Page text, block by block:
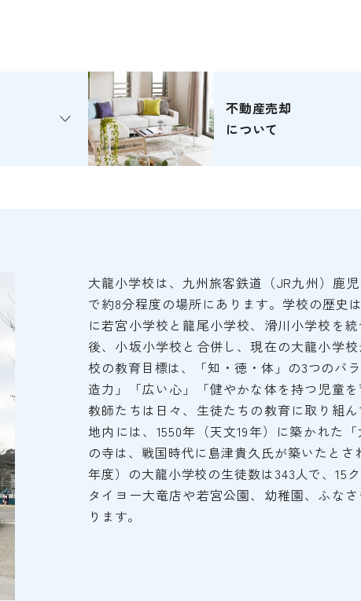
不動産売却
について
大龍小学校は、九州旅客鉄道（JR九州）鹿
で約8分程度の場所にあります。学校の歴史は
に若宮小学校と龍尾小学校、滑川小学校を
後、小坂小学校と合併し、現在の大龍小学
校の教育目標は、「知・徳・体」の3つのバ
造力」「広い心」「健やかな体を持つ児童を
教師たちは日々、生徒たちの教育に取り組
地内には、1550年（天文19年）に築かれた
の寺は、戦国時代に島津貴久氏が築いたとさ
年度）の大龍小学校の生徒数は343人で、15
タイヨー大竜店や若宮公園、幼稚園、ふな
ります。